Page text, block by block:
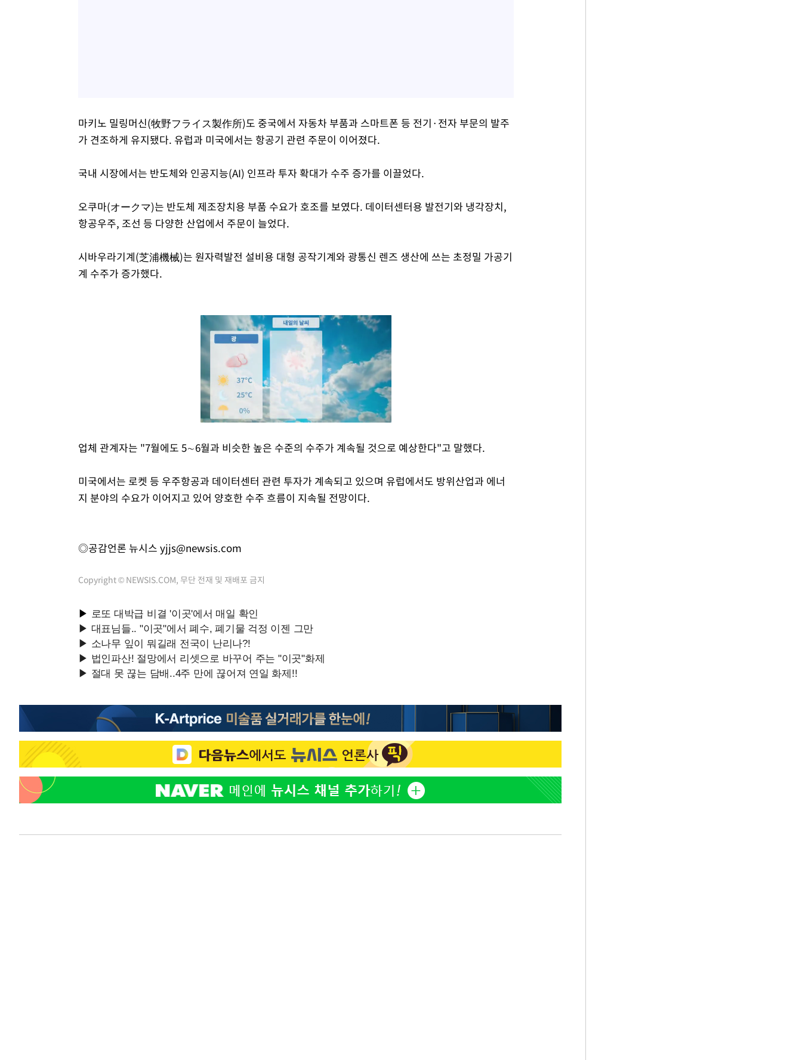
마키노 밀링머신(牧野フライス製作所)도 중국에서 자동차 부품과 스마트폰 등 전기·전자 부문의 발주
가 견조하게 유지됐다. 유럽과 미국에서는 항공기 관련 주문이 이어졌다.
국내 시장에서는 반도체와 인공지능(AI) 인프라 투자 확대가 수주 증가를 이끌었다.
오쿠마(オークマ)는 반도체 제조장치용 부품 수요가 호조를 보였다. 데이터센터용 발전기와 냉각장치,
항공우주, 조선 등 다양한 산업에서 주문이 늘었다.
시바우라기계(芝浦機械)는 원자력발전 설비용 대형 공작기계와 광통신 렌즈 생산에 쓰는 초정밀 가공기
계 수주가 증가했다.
업체 관계자는 "7월에도 5∼6월과 비슷한 높은 수준의 수주가 계속될 것으로 예상한다"고 말했다.
미국에서는 로켓 등 우주항공과 데이터센터 관련 투자가 계속되고 있으며 유럽에서도 방위산업과 에너
지 분야의 수요가 이어지고 있어 양호한 수주 흐름이 지속될 전망이다.
◎공감언론 뉴시스 yjjs@newsis.com
Copyright © NEWSIS.COM, 무단 전재 및 재배포 금지